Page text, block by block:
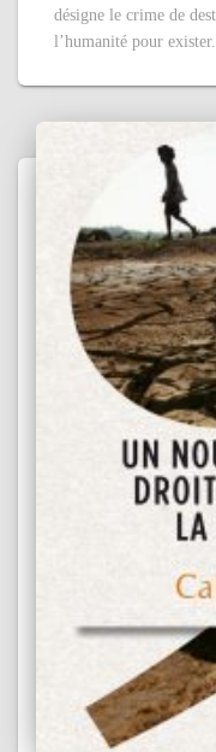
désigne le crime de
l’humanité pour